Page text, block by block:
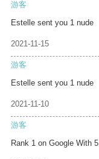
游客
Estelle sent you 1 nude
2021-11-15
游客
Estelle sent you 1 nude
2021-11-10
游客
Rank 1 on Google With 5